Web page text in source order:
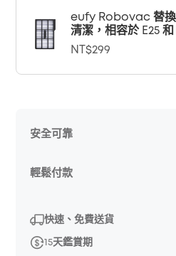
eufy Robovac 替換
清潔，相容於 E25 和
NT$299
安全可靠
輕鬆付款
快速、免費送貨
15天鑑賞期